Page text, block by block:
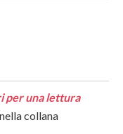
per una lettura
collana